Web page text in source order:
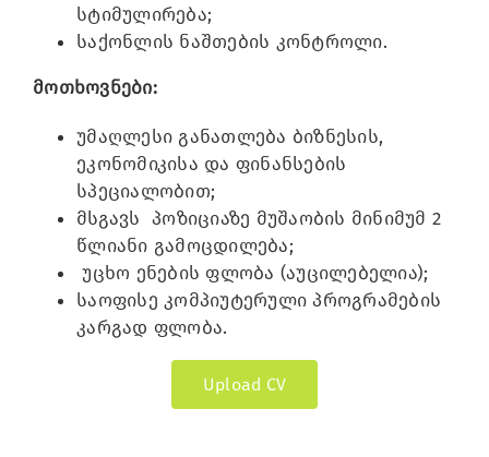
სტიმულირება;
საქონლის ნაშთების კონტროლი.
მოთხოვნები:
უმაღლესი განათლება ბიზნესის,
ეკონომიკისა და ფინანსების
სპეციალობით;
მსგავს პოზიციაზე მუშაობის მინიმუმ 2
წლიანი გამოცდილება;
უცხო ენების ფლობა (აუცილებელია);
საოფისე კომპიუტერული პროგრამების
კარგად ფლობა.
Upload CV